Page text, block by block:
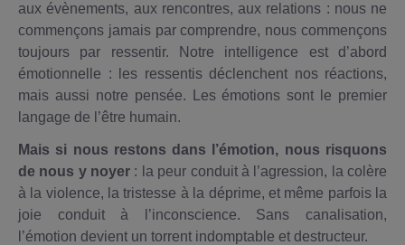
aux évènements, aux rencontres, aux relations : nous ne
commençons jamais par comprendre, nous commençons
toujours par ressentir. Notre intelligence est d’abord
émotionnelle : les ressentis déclenchent nos réactions,
mais aussi notre pensée. Les émotions sont le premier
langage de l’être humain.
Mais si nous restons dans l’émotion, nous risquons
de nous y noyer : la peur conduit à l’agression, la colère
à la violence, la tristesse à la déprime, et même parfois la
joie conduit à l’inconscience. Sans canalisation,
l’émotion devient un torrent indomptable et destructeur.